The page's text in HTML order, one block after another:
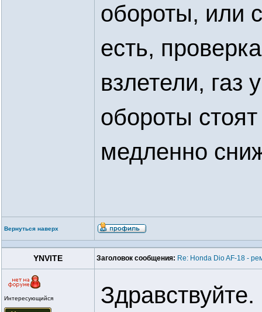
обороты, или
есть,
взлетели, газ
обороты
медленно
Вернуться наверх
YNVITE Заголовок сообщения: Re: Honda Dio AF-18 -
Интересующийся